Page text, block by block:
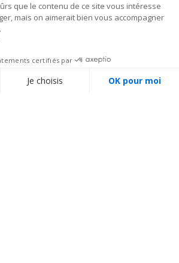
vous écoutent au
10h à 18h (hors jours fériés), prix d’un appel local